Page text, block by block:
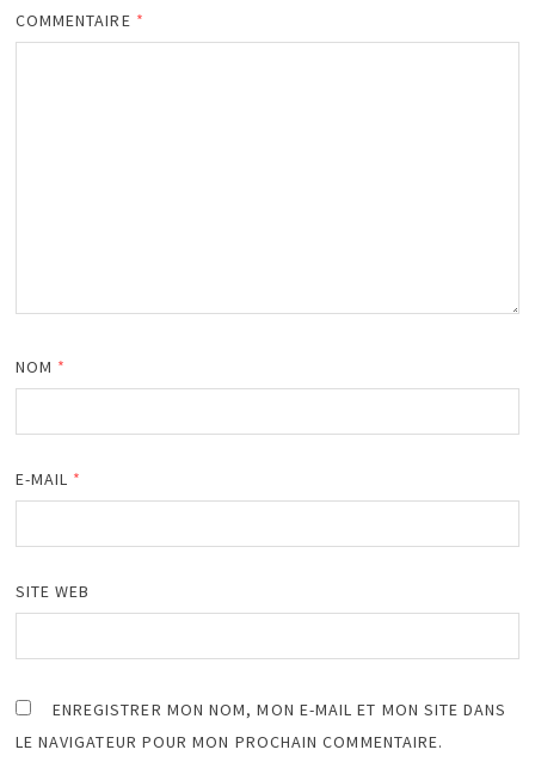
COMMENTAIRE *
NOM *
E-MAIL *
SITE WEB
ENREGISTRER MON NOM, MON E-MAIL ET MON SITE DANS
LE NAVIGATEUR POUR MON PROCHAIN COMMENTAIRE.